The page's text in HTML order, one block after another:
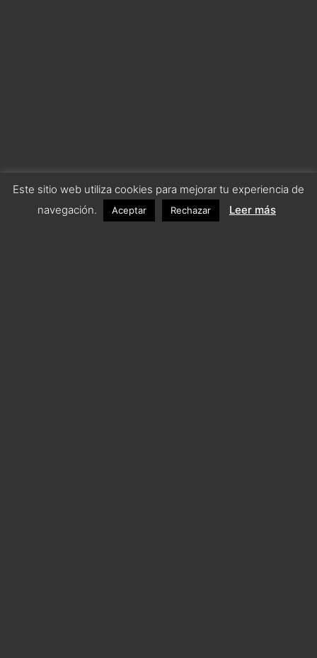
Este sitio web utiliza cookies para mejorar tu experiencia de
navegación.
Aceptar Rechazar Leer más